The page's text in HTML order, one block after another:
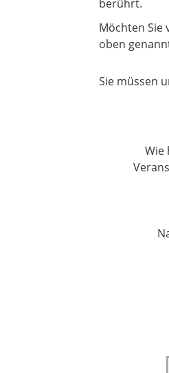
berührt.
Möchten Sie
oben
Sie müssen
Wie